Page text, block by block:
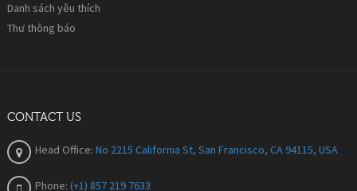
Danh sách yêu thích
Thư thông báo
CONTACT US
Head Office: No 2215 California St, San Francisco, CA 94115, USA
Phone: (+1) 857 219 7633